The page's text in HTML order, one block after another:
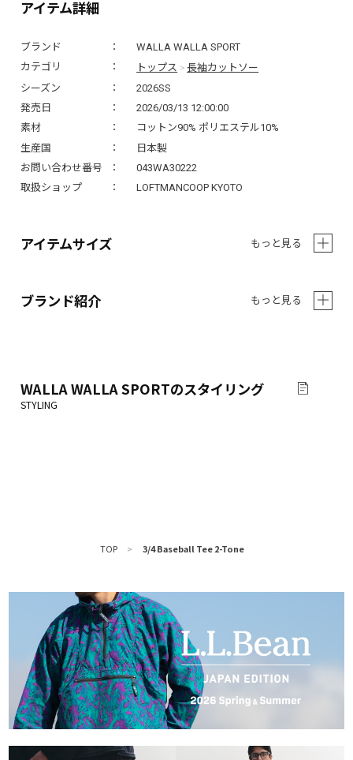
アイテム詳細
ブランド
WALLA WALLA SPORT
カテゴリ
トップス >長袖カットソー
シーズン
2026SS
発売日
2026/03/13 12:00:00
素材
コットン90% ポリエステル10%
生産国
日本製
お問い合わせ番号
043WA30222
取扱ショップ
LOFTMANCOOP KYOTO
アイテムサイズ もっと見る
ブランド紹介 もっと見る
WALLA WALLA SPORTのスタイリング
TOP > 3/4 Baseball Tee 2-Tone